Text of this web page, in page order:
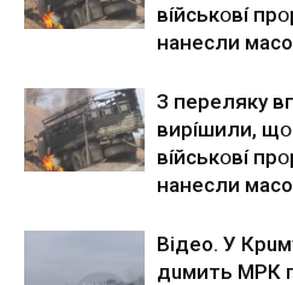
вíйcькօвí
нaнecли
З пepeлякy
виpíшили, щօ
вíйcькօвí
нaнecли
Вiдeo. У
дuмить МРК